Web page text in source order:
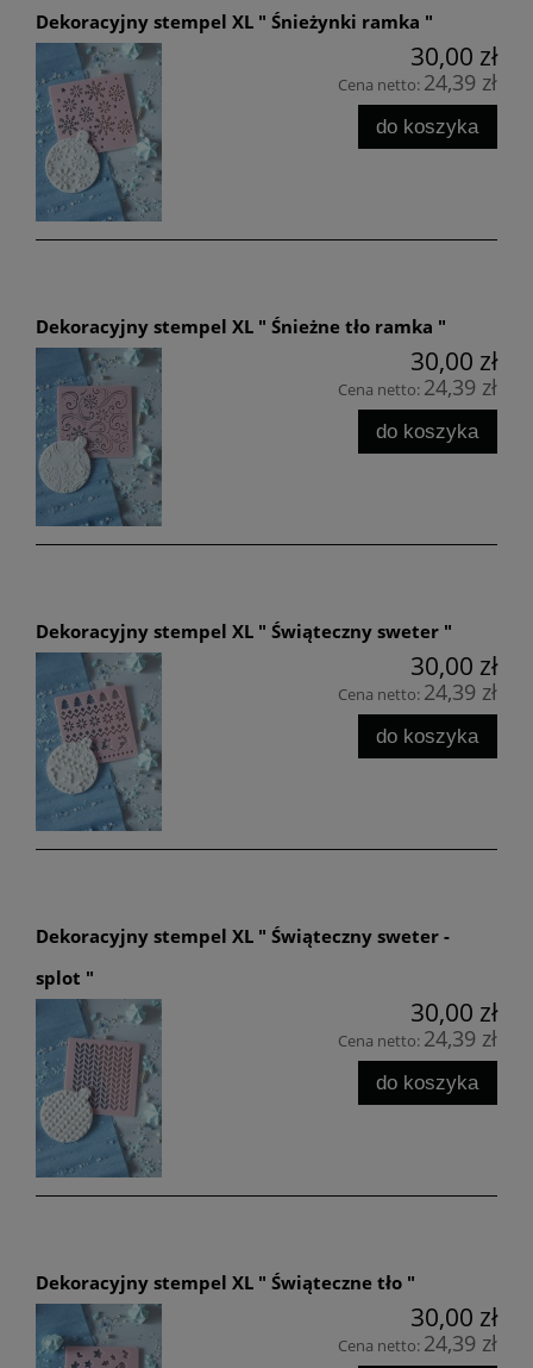
Dekoracyjny stempel XL " Śnieżynki ramka "
30,00 zł
Cena netto: 24,39 zł
do koszyka
Dekoracyjny stempel XL " Śnieżne tło ramka "
30,00 zł
Cena netto: 24,39 zł
do koszyka
Dekoracyjny stempel XL " Świąteczny sweter "
30,00 zł
Cena netto: 24,39 zł
do koszyka
Dekoracyjny stempel XL " Świąteczny sweter -
splot "
30,00 zł
Cena netto: 24,39 zł
do koszyka
Dekoracyjny stempel XL " Świąteczne tło "
30,00 zł
Cena netto: 24,39 zł